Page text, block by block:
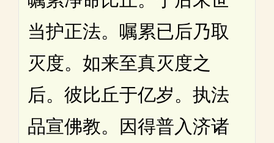
当护正法。嘱累已后乃取
灭度。如来至真灭度之
后。彼比丘于亿岁。执法
品宣佛教。因得普入济诸